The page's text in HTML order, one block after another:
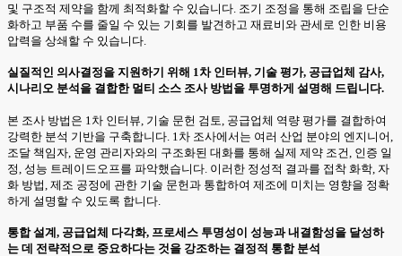
및 구조적 제약을 함께 최적화할 수 있습니다. 조기 조정을 통해 조립을 단순
화하고 부품 수를 줄일 수 있는 기회를 발견하고 재료비와 관세로 인한 비용
압력을 상쇄할 수 있습니다.
실질적인 의사결정을 지원하기 위해 1차 인터뷰, 기술 평가, 공급업체 감사,
시나리오 분석을 결합한 멀티 소스 조사 방법을 투명하게 설명해 드립니다.
본 조사 방법은 1차 인터뷰, 기술 문헌 검토, 공급업체 역량 평가를 결합하여
강력한 분석 기반을 구축합니다. 1차 조사에서는 여러 산업 분야의 엔지니어,
조달 책임자, 운영 관리자와의 구조화된 대화를 통해 실제 제약 조건, 인증 일
정, 성능 트레이드오프를 파악했습니다. 이러한 정성적 결과를 접착 화학, 자
화 방법, 제조 공정에 관한 기술 문헌과 통합하여 제조에 미치는 영향을 정확
하게 설명할 수 있도록 합니다.
통합 설계, 공급업체 다각화, 프로세스 투명성이 성능과 내결함성을 달성하
는 데 전략적으로 중요하다는 것을 강조하는 결정적 통합 분석